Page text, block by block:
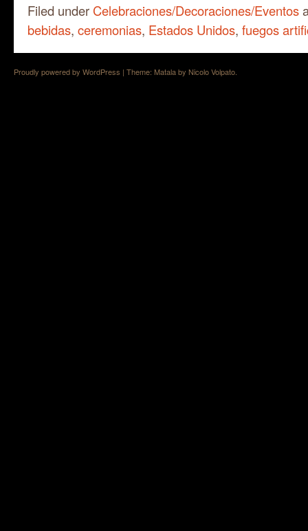
Filed under Celebraciones/Decoraciones/Eventos
bebidas, ceremonias, Estados Unidos, fuegos
Proudly powered by WordPress | Theme: Matala by Nicolo Volpato